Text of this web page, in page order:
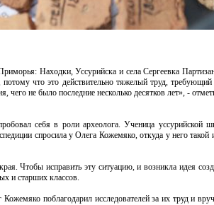
Находки, Уссурийска и села Сергеевка
потому что это действительно тяжелый труд,
чего не было последние несколько десятков лет», -
себя в роли археолога. Ученица уссурийской
спросила у Олега Кожемяко, откуда у него
Чтобы исправить эту ситуацию, и возникла идея
и старших классов.
поблагодарил исследователей за их труд и